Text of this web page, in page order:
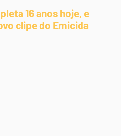
16 anos hoje, e
clipe do Emicida